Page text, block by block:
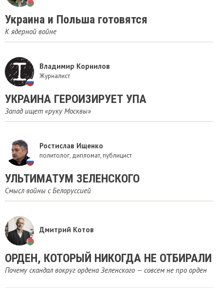
Украина и Польша готовятся
К ядерной войне
Владимир Корнилов
Журналист
УКРАИНА ГЕРОИЗИРУЕТ УПА
Запад ищет «руку Москвы»
Ростислав Ищенко
политолог, дипломат, публицист
УЛЬТИМАТУМ ЗЕЛЕНСКОГО
Смысл войны с Белоруссией
Дмитрий Котов
ОРДЕН, КОТОРЫЙ НИКОГДА НЕ ОТБИРАЛИ
Почему скандал вокруг ордена Зеленского — совсем не про орден